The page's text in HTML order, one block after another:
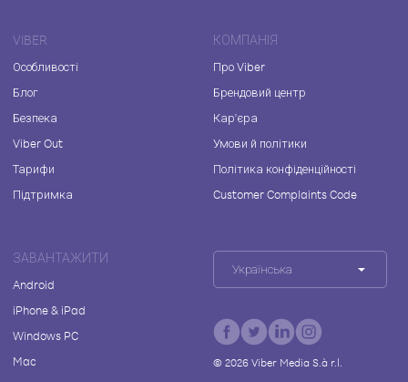
VIBER
Особливості
Блог
Безпека
Viber Out
Тарифи
Підтримка
КОМПАНІЯ
Про Viber
Брендовий центр
Кар'єра
Умови й політики
Політика конфіденційності
Customer Complaints Code
ЗАВАНТАЖИТИ
Android
iPhone & iPad
Windows PC
Mac
Українська
© 2026Viber Media S.à r.l.